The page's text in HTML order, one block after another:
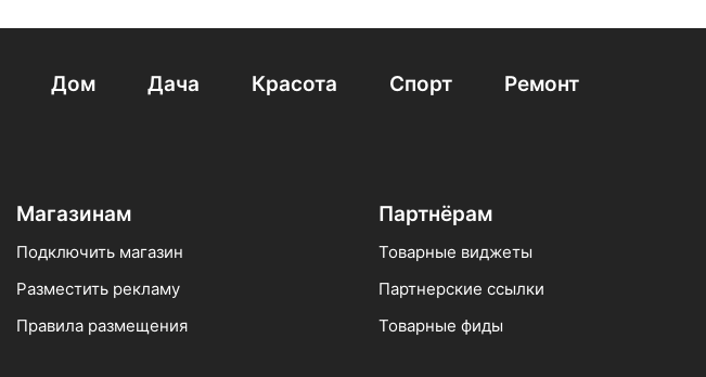
Дом Дача Красота Спорт
Ремонт
Магазинам
Подключить магазин
Разместить рекламу
Правила размещения
Партнёрам
Товарные виджеты
Партнерские ссылки
Товарные фиды